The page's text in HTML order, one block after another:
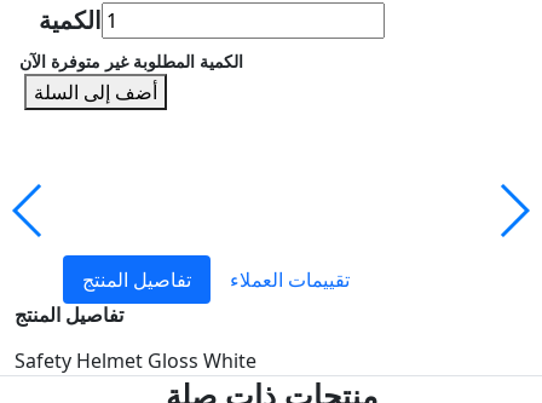
الكمية
الكمية المطلوبة غير متوفرة الآن
أضف إلى السلة
تفاصيل المنتج
تقييمات العملاء
تفاصيل المنتج
Safety Helmet Gloss White
منتجات ذات صلة